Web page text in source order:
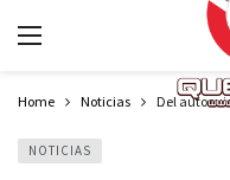
Home Noticias Del
NOTICIAS